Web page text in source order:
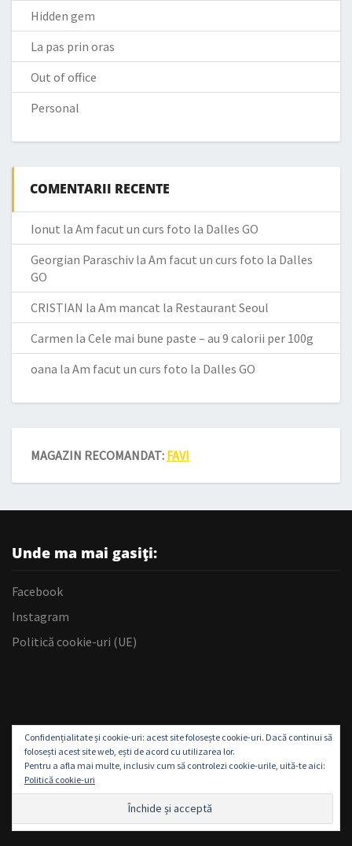
Hidden gem
La pas prin oras
Out of office
Personal
COMENTARII RECENTE
Ionut la Am facut un curs foto la Dalles GO
Georgian Paraschiv la Am facut un curs foto la Dalles
GO
CRISTIAN la Am mancat la Restaurant Seoul
Carmen la Cele mai bune paste – au 9 calorii per 100g
oana la Am facut un curs foto la Dalles GO
MAGAZIN RECOMANDAT: FAVI
Unde ma mai gasiți:
Facebook
Instagram
Politică cookie-uri (UE)
Confidențialitate și cookie-uri: acest site folosește cookie-uri. Dacă continui să
folosești acest site web, ești de acord cu utilizarea lor.
Pentru a afla mai multe, inclusiv cum să controlezi cookie-urile, uită-te aici:
Politică cookie-uri